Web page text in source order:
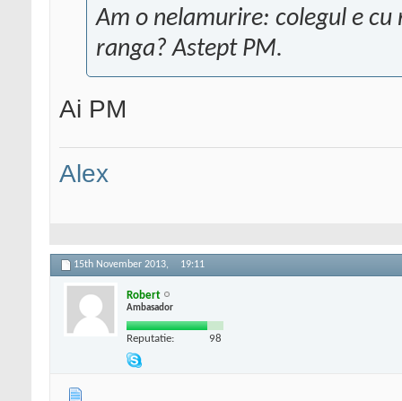
Am o nelamurire: colegul e
ranga? Astept PM.
Ai PM
Alex
15th November 2013, 19:11
Robert
Ambasador
Reputatie: 98